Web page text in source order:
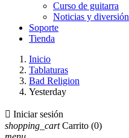
Curso de guitarra
Noticias y diversión
Soporte
Tienda
Inicio
Tablaturas
Bad Religion
Yesterday
 Iniciar sesión
shopping_cart Carrito (0)